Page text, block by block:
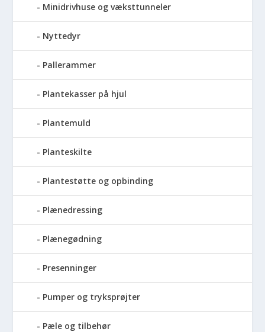
Minidrivhuse og væksttunneler
Nyttedyr
Pallerammer
Plantekasser på hjul
Plantemuld
Planteskilte
Plantestøtte og opbinding
Plænedressing
Plænegødning
Presenninger
Pumper og tryksprøjter
Pæle og tilbehør